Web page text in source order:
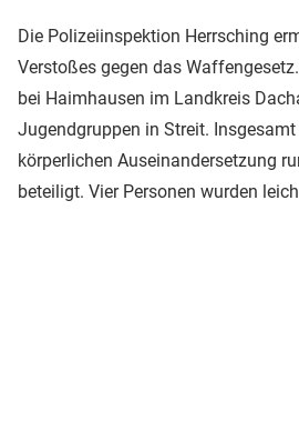
Die Polizeiinspektion Herrsching
Verstoßes gegen das
bei Haimhausen im Landkreis
Jugendgruppen in Streit.
körperlichen Auseinandersetzung
beteiligt. Vier Personen wurden